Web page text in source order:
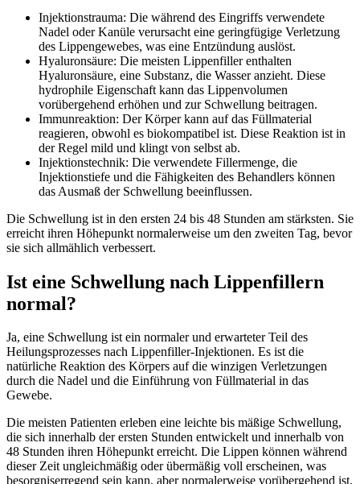
Injektionstrauma: Die während des Eingriffs verwendete
Nadel oder Kanüle verursacht eine geringfügige Verletzung
des Lippengewebes, was eine Entzündung auslöst.
Hyaluronsäure: Die meisten Lippenfiller enthalten
Hyaluronsäure, eine Substanz, die Wasser anzieht. Diese
hydrophile Eigenschaft kann das Lippenvolumen
vorübergehend erhöhen und zur Schwellung beitragen.
Immunreaktion: Der Körper kann auf das Füllmaterial
reagieren, obwohl es biokompatibel ist. Diese Reaktion ist in
der Regel mild und klingt von selbst ab.
Injektionstechnik: Die verwendete Fillermenge, die
Injektionstiefe und die Fähigkeiten des Behandlers können
das Ausmaß der Schwellung beeinflussen.
Die Schwellung ist in den ersten 24 bis 48 Stunden am stärksten. Sie
erreicht ihren Höhepunkt normalerweise um den zweiten Tag, bevor
sie sich allmählich verbessert.
Ist eine Schwellung nach Lippenfillern
normal?
Ja, eine Schwellung ist ein normaler und erwarteter Teil des
Heilungsprozesses nach Lippenfiller-Injektionen. Es ist die
natürliche Reaktion des Körpers auf die winzigen Verletzungen
durch die Nadel und die Einführung von Füllmaterial in das
Gewebe.
Die meisten Patienten erleben eine leichte bis mäßige Schwellung,
die sich innerhalb der ersten Stunden entwickelt und innerhalb von
48 Stunden ihren Höhepunkt erreicht. Die Lippen können während
dieser Zeit ungleichmäßig oder übermäßig voll erscheinen, was
besorgniserregend sein kann, aber normalerweise vorübergehend ist.